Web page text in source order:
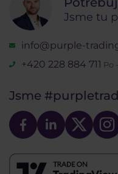
Jsme tu
info@purple-
+420 228 884 711 Po
Jsme